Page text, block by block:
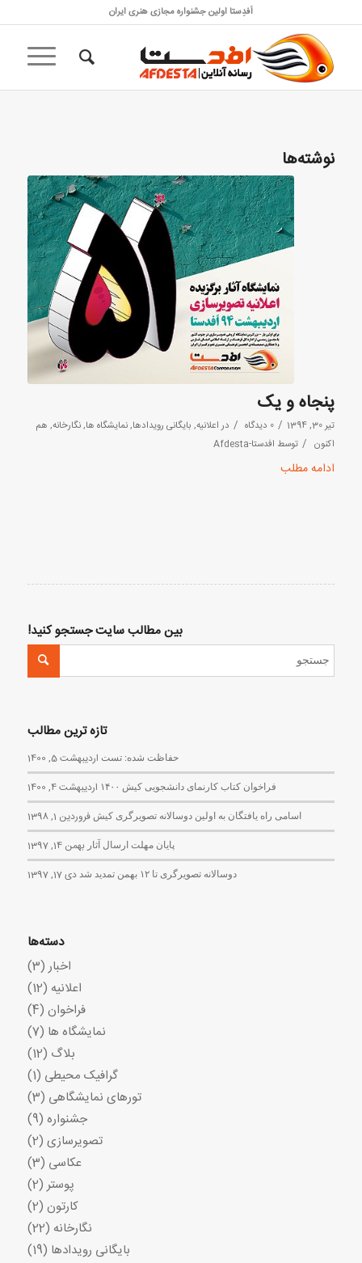
اَفدِستا اولین جشنواره مجازی هنری ایران
نوشته‌ها
پنجاه و یک
تیر 30, 1394 / 0 دیدگاه / در اعلانیه, بایگانی رویدادها,نمایشگاه ها,نگارخانه, هم
اکنون / توسط افدستا-Afdesta
ادامه مطلب
بین مطالب سایت جستجو کنید!
تازه ترین مطالب
حفاظت شده: تست اردیبهشت 5, 1400
فراخوان کتاب کارنمای دانشجویی کیش ۱۴۰۰ اردیبهشت 4, 1400
اسامی راه یافتگان به اولین دوسالانه تصویرگری کیش فروردین 1, 1398
پایان مهلت ارسال آثار بهمن 14, 1397
دوسالانه تصویرگری تا ۱۲ بهمن تمدید شد دی 17, 1397
دسته‌ها
اخبار (3)
اعلانیه (12)
فراخوان (4)
نمایشگاه ها (7)
بلاگ (12)
گرافیک محیطی (1)
تورهای نمایشگاهی (3)
جشنواره (9)
تصویرسازی (2)
عکاسی (3)
پوستر (2)
کارتون (2)
نگارخانه (22)
بایگانی رویدادها (19)